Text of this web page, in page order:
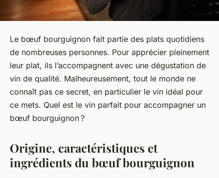
Le bœuf bourguignon fait partie des plats quotidiens
de nombreuses personnes. Pour apprécier pleinement
leur plat, ils l’accompagnent avec une dégustation de
vin de qualité. Malheureusement, tout le monde ne
connaît pas ce secret, en particulier le vin idéal pour
ce mets. Quel est le vin parfait pour accompagner un
bœuf bourguignon ?
Origine, caractéristiques et
ingrédients du bœuf bourguignon